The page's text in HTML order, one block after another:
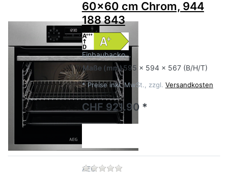
60x60 cm Chrom, 944
188 843
Einbaubacko…
Maße (mm)595 x 594 x 567 (B/H/T)
* Preise inkl. MwSt., zzgl. Versandkosten
CHF 921.90 *
AEG Zu diesem Produkt liegen